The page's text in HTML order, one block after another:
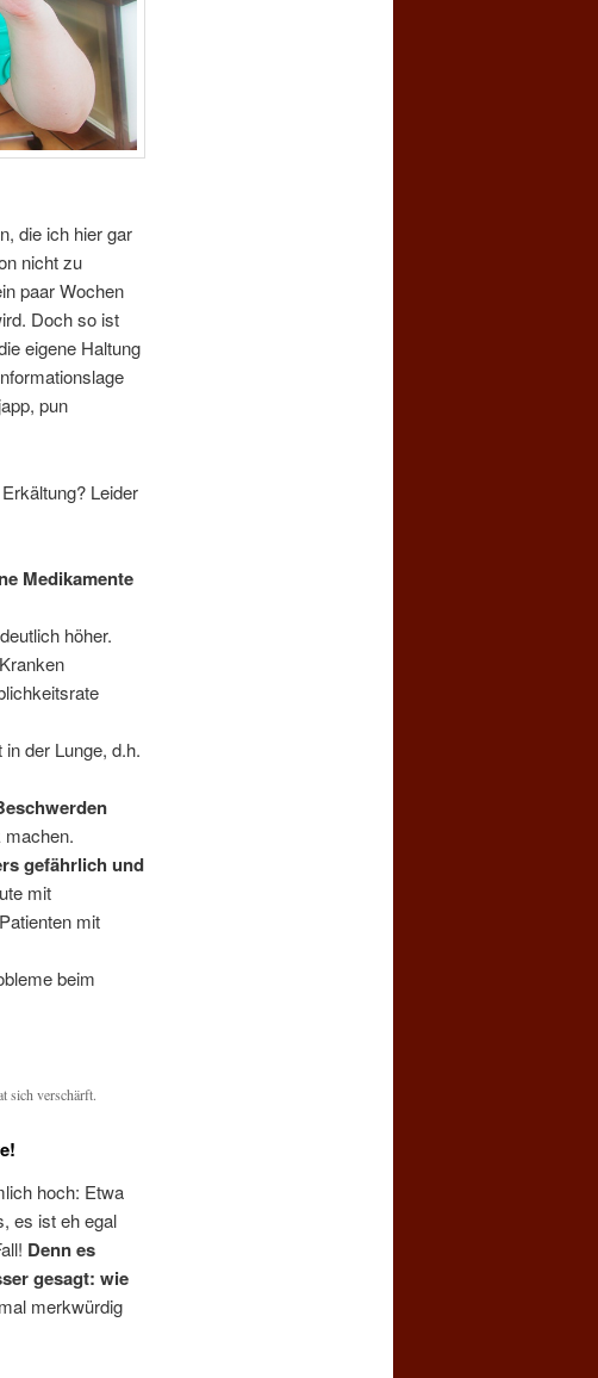
die ich hier gar
nicht zu
paar Wochen
Doch so ist
eigene Haltung
pun
Leider
Medikamente
höher.
der Lunge, d.h.
machen.
gefährlich und
mit
mit
beim
sich verschärft.
hoch: Etwa
es ist eh egal
Denn es
gesagt: wie
merkwürdig